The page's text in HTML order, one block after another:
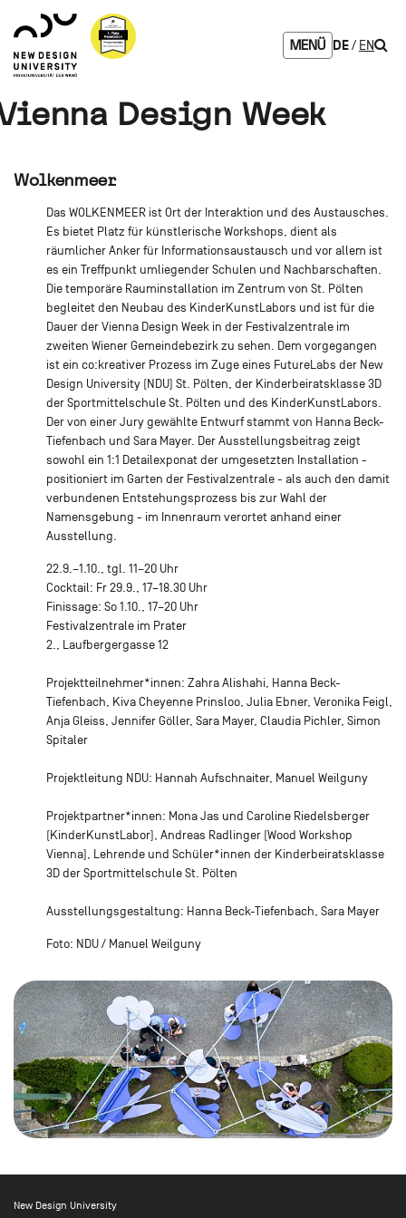
Inhalt
Hauptnavigation
Footernavigation
Logo
NDU
verlinkt
zur
Startseite
MENÜ DE EN
Design Week
Wolkenmeer
Das WOLKENMEER ist Ort der Interaktion und des Austausches.
Es bietet Platz für künstlerische Workshops, dient als
räumlicher Anker für Informationsaustausch und vor allem ist
es ein Treffpunkt umliegender Schulen und Nachbarschaften.
Die temporäre Rauminstallation im Zentrum von St. Pölten
begleitet den Neubau des KinderKunstLabors und ist für die
Dauer der Vienna Design Week in der Festivalzentrale im
zweiten Wiener Gemeindebezirk zu sehen. Dem vorgegangen
ist ein co:kreativer Prozess im Zuge eines FutureLabs der New
Design University (NDU) St. Pölten, der Kinderbeiratsklasse 3D
der Sportmittelschule St. Pölten und des KinderKunstLabors.
Der von einer Jury gewählte Entwurf stammt von Hanna Beck-
Tiefenbach und Sara Mayer. Der Ausstellungsbeitrag zeigt
sowohl ein 1:1 Detailexponat der umgesetzten Installation -
positioniert im Garten der Festivalzentrale - als auch den damit
verbundenen Entstehungsprozess bis zur Wahl der
Namensgebung - im Innenraum verortet anhand einer
Ausstellung.
22.9.–1.10., tgl. 11–20 Uhr
Cocktail: Fr 29.9., 17–18.30 Uhr
Finissage: So 1.10., 17–20 Uhr
Festivalzentrale im Prater
2., Laufbergergasse 12
Projektteilnehmer*innen: Zahra Alishahi, Hanna Beck-
Tiefenbach, Kiva Cheyenne Prinsloo, Julia Ebner, Veronika Feigl,
Anja Gleiss, Jennifer Göller, Sara Mayer, Claudia Pichler, Simon
Spitaler
Projektleitung NDU: Hannah Aufschnaiter, Manuel Weilguny
Projektpartner*innen: Mona Jas und Caroline Riedelsberger
(KinderKunstLabor), Andreas Radlinger (Wood Workshop
Vienna), Lehrende und Schüler*innen der Kinderbeiratsklasse
3D der Sportmittelschule St. Pölten
Ausstellungsgestaltung: Hanna Beck-Tiefenbach, Sara Mayer
Foto: NDU / Manuel Weilguny
New Design University